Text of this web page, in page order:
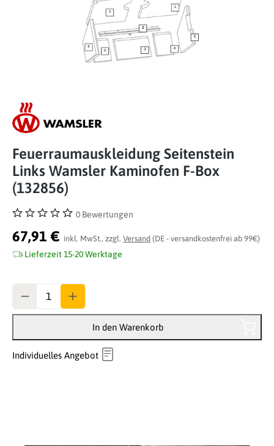
Feuerraumauskleidung Seitenstein
Links Wamsler Kaminofen F-Box
(132856)
Durchschnittliche Bewertung von 0 von 5 Sternen
0 Bewertungen
67,91 € inkl. MwSt., zzgl. Versand (DE - versandkostenfrei ab 99€)
Lieferzeit 15-20 Werktage
In den Warenkorb
Individuelles Angebot